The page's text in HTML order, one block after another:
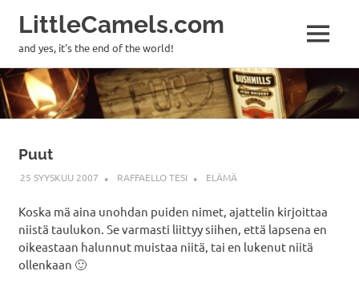
Skip
to
content
LittleCamels.com
and yes, it's the end of the world!
MENU
Puut
25 SYYSKUU 2007 RAFFAELLO TESI ELÄMÄ
Koska mä aina unohdan puiden nimet, ajattelin kirjoittaa
niistä taulukon. Se varmasti liittyy siihen, että lapsena en
oikeastaan halunnut muistaa niitä, tai en lukenut niitä
ollenkaan 🙂